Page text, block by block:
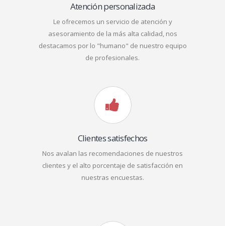
Atención personalizada
Le ofrecemos un servicio de atención y
asesoramiento de la más alta calidad, nos
destacamos por lo "humano" de nuestro equipo
de profesionales.
Clientes satisfechos
Nos avalan las recomendaciones de nuestros
clientes y el alto porcentaje de satisfacción en
nuestras encuestas.